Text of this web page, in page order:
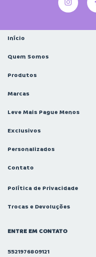
Início
Quem Somos
Produtos
Marcas
Leve Mais Pague Menos
Exclusivos
Personalizados
Contato
Política de Privacidade
Trocas e Devoluções
ENTRE EM CONTATO
5521976809121